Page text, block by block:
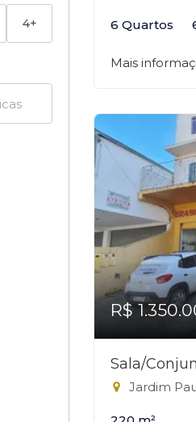
4+ 6 Quartos
Mais
R$
Sala/
Jardim